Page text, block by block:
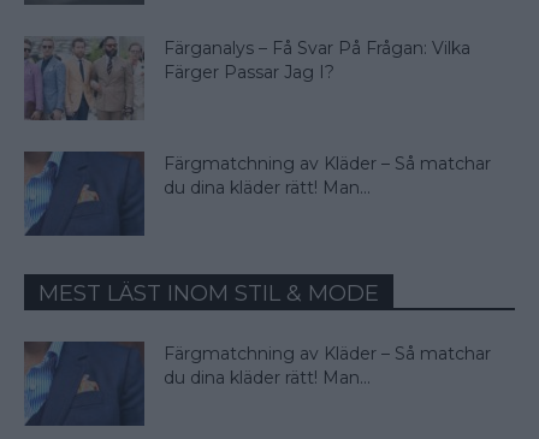
Färganalys – Få Svar På Frågan: Vilka
Färger Passar Jag I?
Färgmatchning av Kläder – Så matchar
du dina kläder rätt! Man...
MEST LÄST INOM STIL & MODE
Färgmatchning av Kläder – Så matchar
du dina kläder rätt! Man...